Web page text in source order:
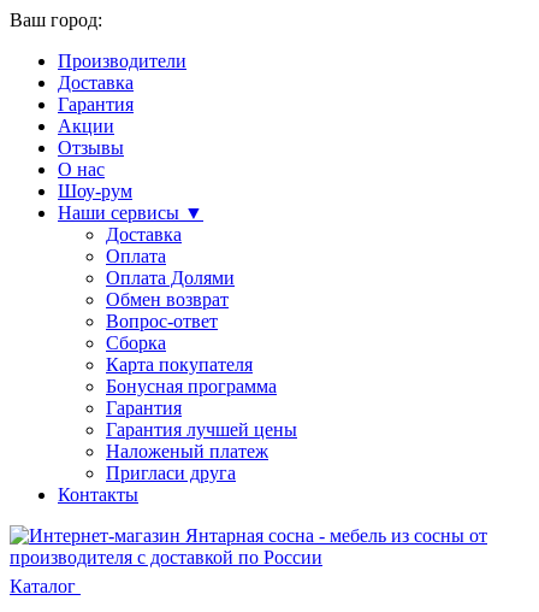
Ваш город:
Производители
Доставка
Гарантия
Акции
Отзывы
О нас
Шоу-рум
Наши сервисы ▼
Доставка
Оплата
Оплата Долями
Обмен возврат
Вопрос-ответ
Сборка
Карта покупателя
Бонусная программа
Гарантия
Гарантия лучшей цены
Наложеный платеж
Пригласи друга
Контакты
Каталог